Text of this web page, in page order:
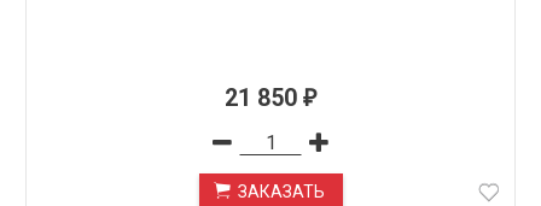
21 850 ₽
ЗАКАЗАТЬ